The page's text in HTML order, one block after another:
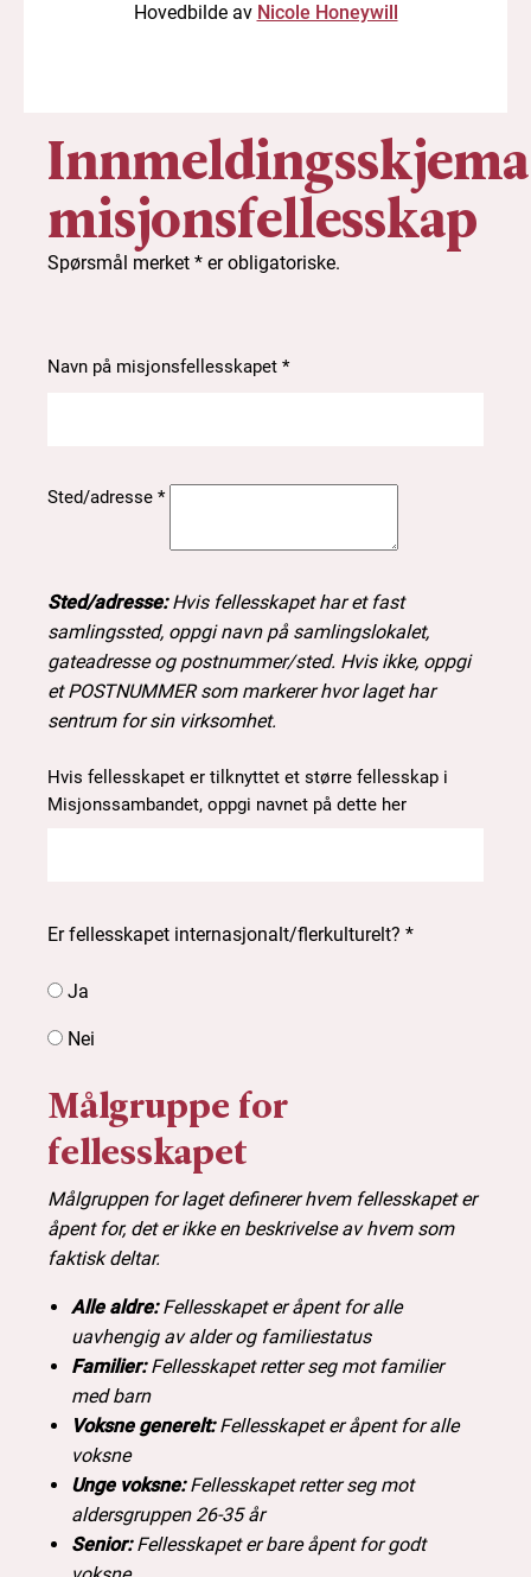
Hovedbilde av Nicole Honeywill
Innmeldingsskjema
misjonsfellesskap
Spørsmål merket * er obligatoriske.
Navn på misjonsfellesskapet *
Sted/adresse *
Sted/adresse:Hvis fellesskapet har et fast
samlingssted, oppgi navn på samlingslokalet,
gateadresse og postnummer/sted. Hvis ikke, oppgi
et POSTNUMMER som markerer hvor laget har
sentrum for sin virksomhet.
Hvis fellesskapet er tilknyttet et større fellesskap i
Misjonssambandet, oppgi navnet på dette her
Er fellesskapet internasjonalt/flerkulturelt? *
Ja
Nei
Målgruppe for
fellesskapet
Målgruppen for laget definerer hvem fellesskapet er
åpent for, det er ikke en beskrivelse av hvem som
faktisk deltar.
Alle aldre:Fellesskapet er åpent for alle
uavhengig av alder og familiestatus
Familier:Fellesskapet retter seg mot familier
med barn
Voksne generelt:Fellesskapet er åpent for alle
voksne
Unge voksne:Fellesskapet retter seg mot
aldersgruppen 26-35 år
Senior:Fellesskapet er bare åpent for godt